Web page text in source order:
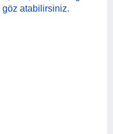
göz atabilirsiniz.